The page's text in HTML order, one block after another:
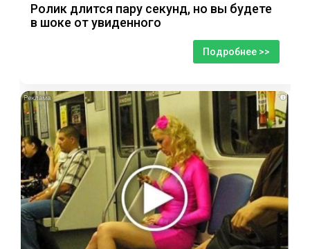
Ролик длится пару секунд, но вы будете
в шоке от увиденного
Подробнее >>
i